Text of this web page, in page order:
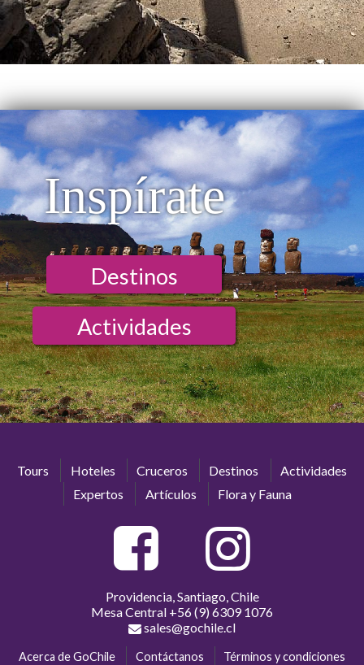
Inspírate
Destinos
Actividades
Tours Hoteles Cruceros Destinos
Actividades
Expertos
Artículos Flora y Fauna
Providencia, Santiago, Chile
Mesa Central +56 (9) 6309 1076
sales@gochile.cl
Acerca de GoChile Contáctanos
Términos y condiciones